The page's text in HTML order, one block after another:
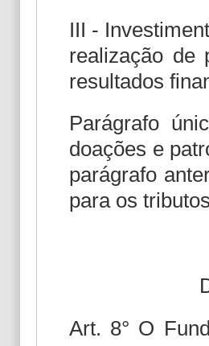
III -
realização de
resultados
Parágrafo
doações e
parágrafo
para os
Art. 8° O